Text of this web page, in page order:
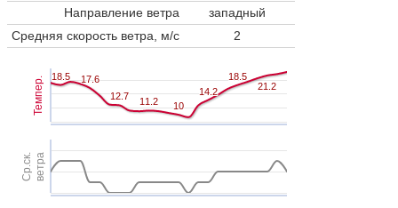
Направление ветра
западный
Средняя скорость ветра, м/с
2
Темпер.
Ср.ск.ветра
18.5
18.5 17.6
17.6
12.7
12.7 11.2
11.2 10
10
14.2
14.2
18.5
18.5
21.2
21.2